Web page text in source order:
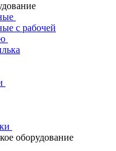
с рабочей
оборудование